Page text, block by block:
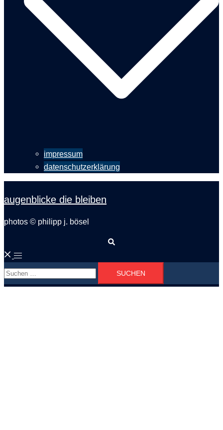
impressum
datenschutzerklärung
augenblicke die bleiben
photos © philipp j. bösel
Menü
umschalten
Suchen
nach: